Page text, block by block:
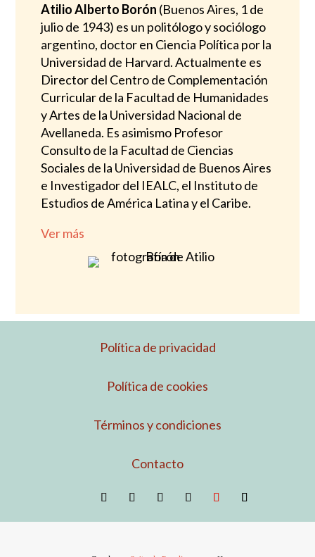
Atilio Alberto Borón (Buenos Aires, 1 de
julio de 1943) es un politólogo y sociólogo
argentino, doctor en Ciencia Política por la
Universidad de Harvard. Actualmente es
Director del Centro de Complementación
Curricular de la Facultad de Humanidades
y Artes de la Universidad Nacional de
Avellaneda. Es asimismo Profesor
Consulto de la Facultad de Ciencias
Sociales de la Universidad de Buenos Aires
e Investigador del IEALC, el Instituto de
Estudios de América Latina y el Caribe.
Ver más
Política de privacidad
Política de cookies
Términos y condiciones
Contacto